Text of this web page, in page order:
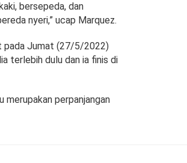
bersepeda, dan
nyeri,” ucap Marquez.
pada Jumat (27/5/2022)
terlebih dulu dan ia finis di
merupakan perpanjangan